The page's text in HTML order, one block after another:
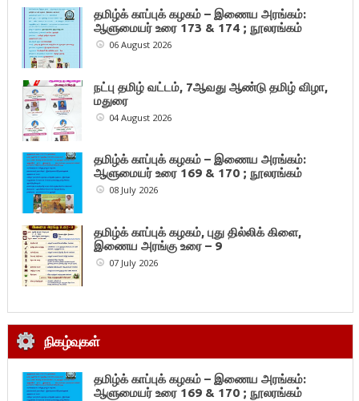
தமிழ்க் காப்புக் கழகம் – இணைய அரங்கம்:
ஆளுமையர் உரை 173 & 174 ; நூலரங்கம்
06 August 2026
நட்பு தமிழ் வட்டம், 7ஆவது ஆண்டு தமிழ் விழா,
மதுரை
04 August 2026
தமிழ்க் காப்புக் கழகம் – இணைய அரங்கம்:
ஆளுமையர் உரை 169 & 170 ; நூலரங்கம்
08 July 2026
தமிழ்க் காப்புக் கழகம், புது தில்லிக் கிளை,
இணைய அரங்கு உரை – 9
07 July 2026
நிகழ்வுகள்
தமிழ்க் காப்புக் கழகம் – இணைய அரங்கம்:
ஆளுமையர் உரை 169 & 170 ; நூலரங்கம்